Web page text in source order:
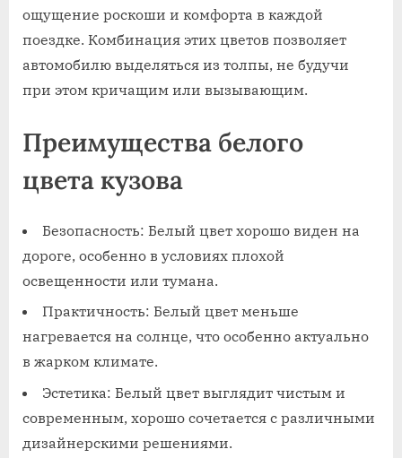
ощущение роскоши и комфорта в каждой
поездке. Комбинация этих цветов позволяет
автомобилю выделяться из толпы, не будучи
при этом кричащим или вызывающим.
Преимущества белого
цвета кузова
Безопасность: Белый цвет хорошо виден на
дороге, особенно в условиях плохой
освещенности или тумана.
Практичность: Белый цвет меньше
нагревается на солнце, что особенно актуально
в жарком климате.
Эстетика: Белый цвет выглядит чистым и
современным, хорошо сочетается с различными
дизайнерскими решениями.